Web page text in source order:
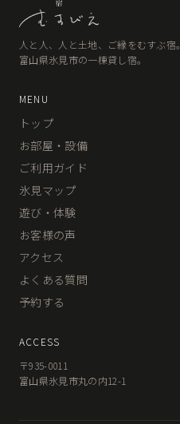
人と人、人と土地、ご縁をむすぶ宿。
富山県氷見市の一棟貸し宿。
MENU
トップ
お部屋・設備
ご利用ガイド
氷見マップ
遊び・体験
お客様の声
アクセス
よくある質問
予約する
ACCESS
〒935-0011
富山県氷見市丸の内12-1